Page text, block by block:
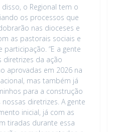
disso, o Regional tem o
os processos que
nas dioceses e
as pastorais sociais e
“E a gente
diretrizes da ação
aprovadas em 2026 na
mas também já
para a construção
diretrizes. A gente
inicial, já com as
tiradas durante essa